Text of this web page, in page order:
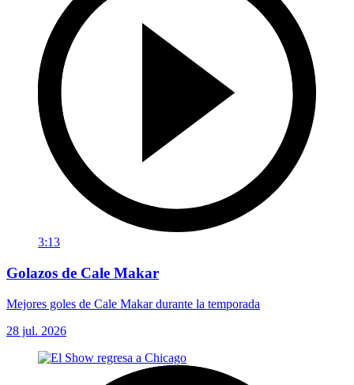
3:13
Golazos de Cale Makar
Mejores goles de Cale Makar durante la temporada
28 jul. 2026